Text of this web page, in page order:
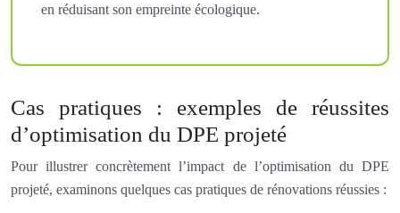
en réduisant son empreinte écologique.
Cas pratiques : exemples de réussites
d’optimisation du DPE projeté
Pour illustrer concrètement l’impact de l’optimisation du DPE
projeté, examinons quelques cas pratiques de rénovations réussies :